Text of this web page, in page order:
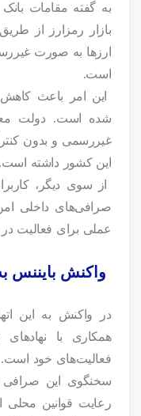
به گفته مقامات
بازار رمزارز از
ارزها به صورت
است.
این امر باعث کاهش
شده است. دولت
غیررسمی و بدون
این کشور داشته است.
از سوی دیگر،
صرافی‌های داخلی امن
عملی برای فعالیت
واکنش بایننس
در واکنش به این
همکاری با
فعالیت‌های خود است.
سخنگوی این صرافی
رعایت قوانین